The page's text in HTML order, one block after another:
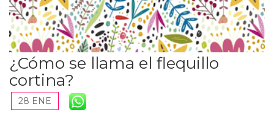
¿Cómo se llama el flequillo
cortina?
28 ENE